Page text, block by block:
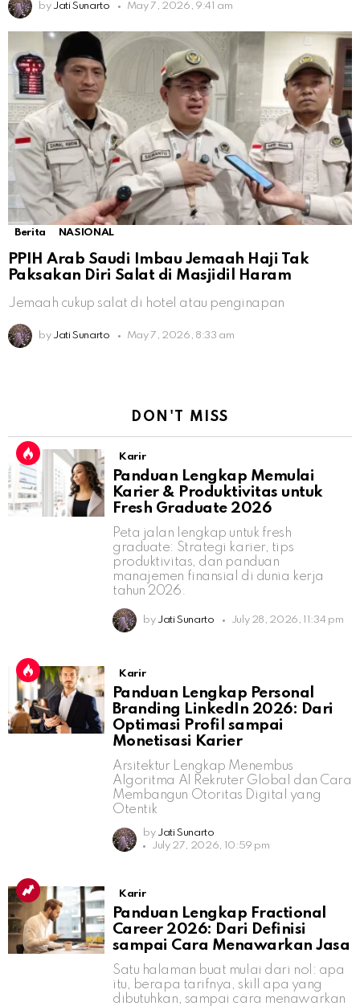
by Jati Sunarto May 7, 2026, 9:41 am
Berita NASIONAL
PPIH Arab Saudi Imbau Jemaah Haji Tak
Paksakan Diri Salat di Masjidil Haram
Jemaah cukup salat di hotel atau penginapan
by Jati Sunarto May 7, 2026, 8:33 am
DON'T MISS
Karir
Panduan Lengkap Memulai
Karier & Produktivitas untuk
Fresh Graduate 2026
Peta jalan lengkap untuk fresh
graduate: Strategi karier, tips
produktivitas, dan panduan
manajemen finansial di dunia kerja
tahun 2026.
by Jati Sunarto July 28, 2026, 11:34 pm
Karir
Panduan Lengkap Personal
Branding LinkedIn 2026: Dari
Optimasi Profil sampai
Monetisasi Karier
Arsitektur Lengkap Menembus
Algoritma AI Rekruter Global dan Cara
Membangun Otoritas Digital yang
Otentik
by Jati Sunarto
July 27, 2026, 10:59 pm
Karir
Panduan Lengkap Fractional
Career 2026: Dari Definisi
sampai Cara Menawarkan Jasa
Satu halaman buat mulai dari nol: apa
itu, berapa tarifnya, skill apa yang
dibutuhkan, sampai cara menawarkan